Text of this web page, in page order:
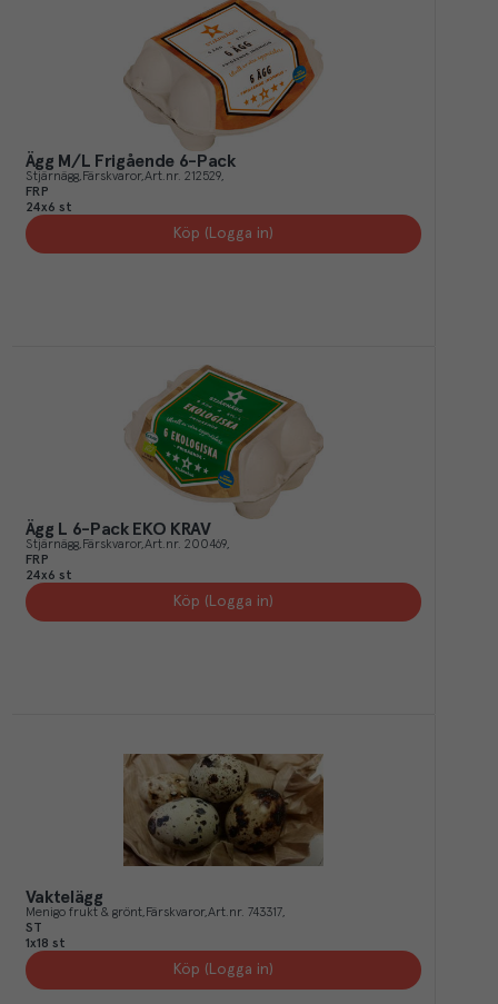
Ägg M/L Frigående 6-Pack
Stjärnägg Färskvaror Art.nr. 212529
FRP
24x6 st
Köp (Logga in)
Ägg L 6-Pack EKO KRAV
Stjärnägg Färskvaror Art.nr. 200469
FRP
24x6 st
Köp (Logga in)
Vaktelägg
Menigo frukt & grönt Färskvaror Art.nr. 743317
ST
1x18 st
Köp (Logga in)